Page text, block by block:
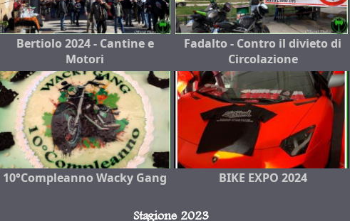
Bertiolo 2024 - Cantine e
Motori
Fadalto - Contro il divieto di
Circolazione
10°Compleanno Wacky Gang BIKE EXPO 2024
Stagione 2023